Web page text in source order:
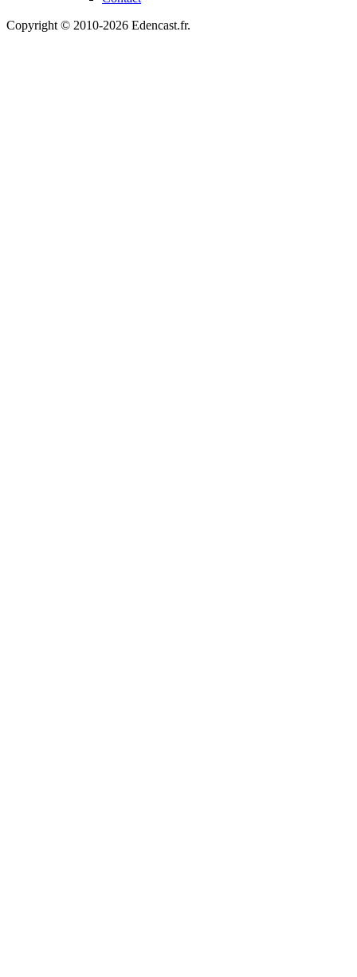
Copyright © 2010-2026 Edencast.fr.